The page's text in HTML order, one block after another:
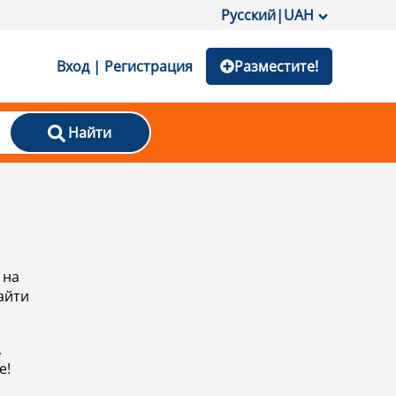
Русский|UAH
Вход | Регистрация Разместите!
Найти